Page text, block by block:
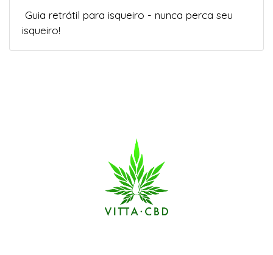
Guia retrátil para isqueiro - nunca perca seu
isqueiro!